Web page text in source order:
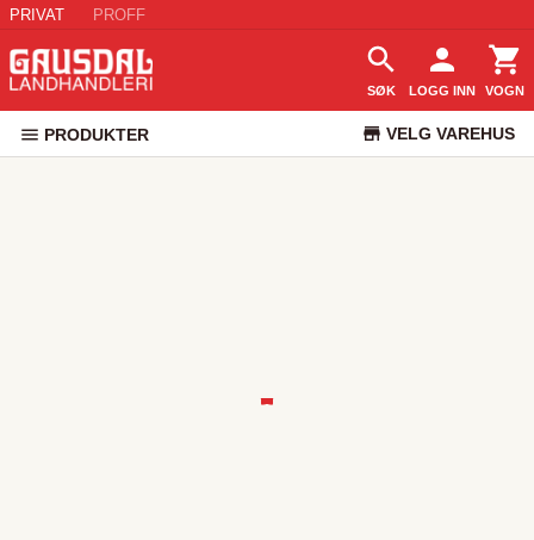
PRIVAT PROFF
SØK LOGG INN VOGN
PRODUKTER VELG VAREHUS